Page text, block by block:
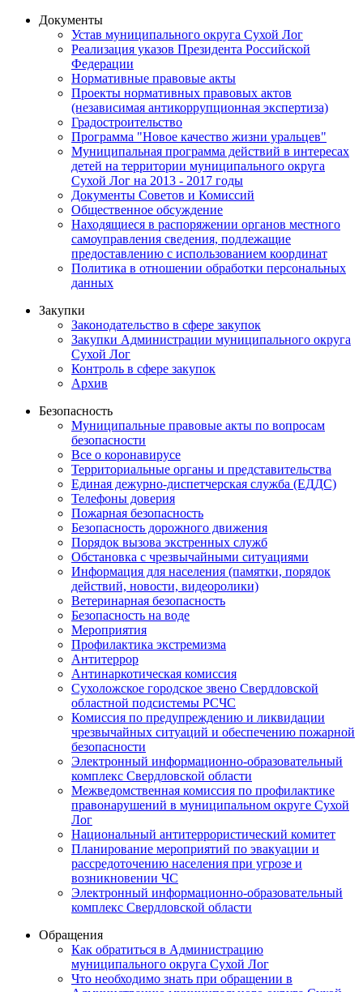
Документы
Устав муниципального округа Сухой Лог
Реализация указов Президента Российской
Федерации
Нормативные правовые акты
Проекты нормативных правовых актов
(независимая антикоррупционная экспертиза)
Градостроительство
Программа "Новое качество жизни уральцев"
Муниципальная программа действий в интересах
детей на территории муниципального округа
Сухой Лог на 2013 - 2017 годы
Документы Советов и Комиссий
Общественное обсуждение
Находящиеся в распоряжении органов местного
самоуправления сведения, подлежащие
предоставлению с использованием координат
Политика в отношении обработки персональных
данных
Закупки
Законодательство в сфере закупок
Закупки Администрации муниципального округа
Сухой Лог
Контроль в сфере закупок
Архив
Безопасность
Муниципальные правовые акты по вопросам
безопасности
Все о коронавирусе
Территориальные органы и представительства
Единая дежурно-диспетчерская служба (ЕДДС)
Телефоны доверия
Пожарная безопасность
Безопасность дорожного движения
Порядок вызова экстренных служб
Обстановка с чрезвычайными ситуациями
Информация для населения (памятки, порядок
действий, новости, видеоролики)
Ветеринарная безопасность
Безопасность на воде
Мероприятия
Профилактика экстремизма
Антитеррор
Антинаркотическая комиссия
Сухоложское городское звено Свердловской
областной подсистемы РСЧС
Комиссия по предупреждению и ликвидации
чрезвычайных ситуаций и обеспечению пожарной
безопасности
Электронный информационно-образовательный
комплекс Cвердловской области
Межведомственная комиссия по профилактике
правонарушений в муниципальном округе Сухой
Лог
Национальный антитеррористический комитет
Планирование мероприятий по эвакуации и
рассредоточению населения при угрозе и
возникновении ЧС
Электронный информационно-образовательный
комплекс Свердловской области
Обращения
Как обратиться в Администрацию
муниципального округа Сухой Лог
Что необходимо знать при обращении в